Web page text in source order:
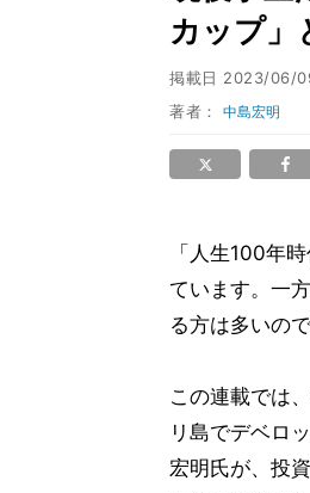
カップ」
掲載日 2023/06/
著者：中島宏明
「人生100年
ています。一
る方は多いの
この連載では
リ島でデベロ
宏明氏が、投